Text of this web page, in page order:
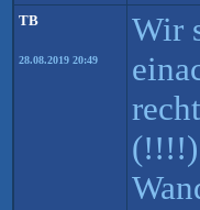
TB
28.08.2019 20:49
Wir
(!!!!)